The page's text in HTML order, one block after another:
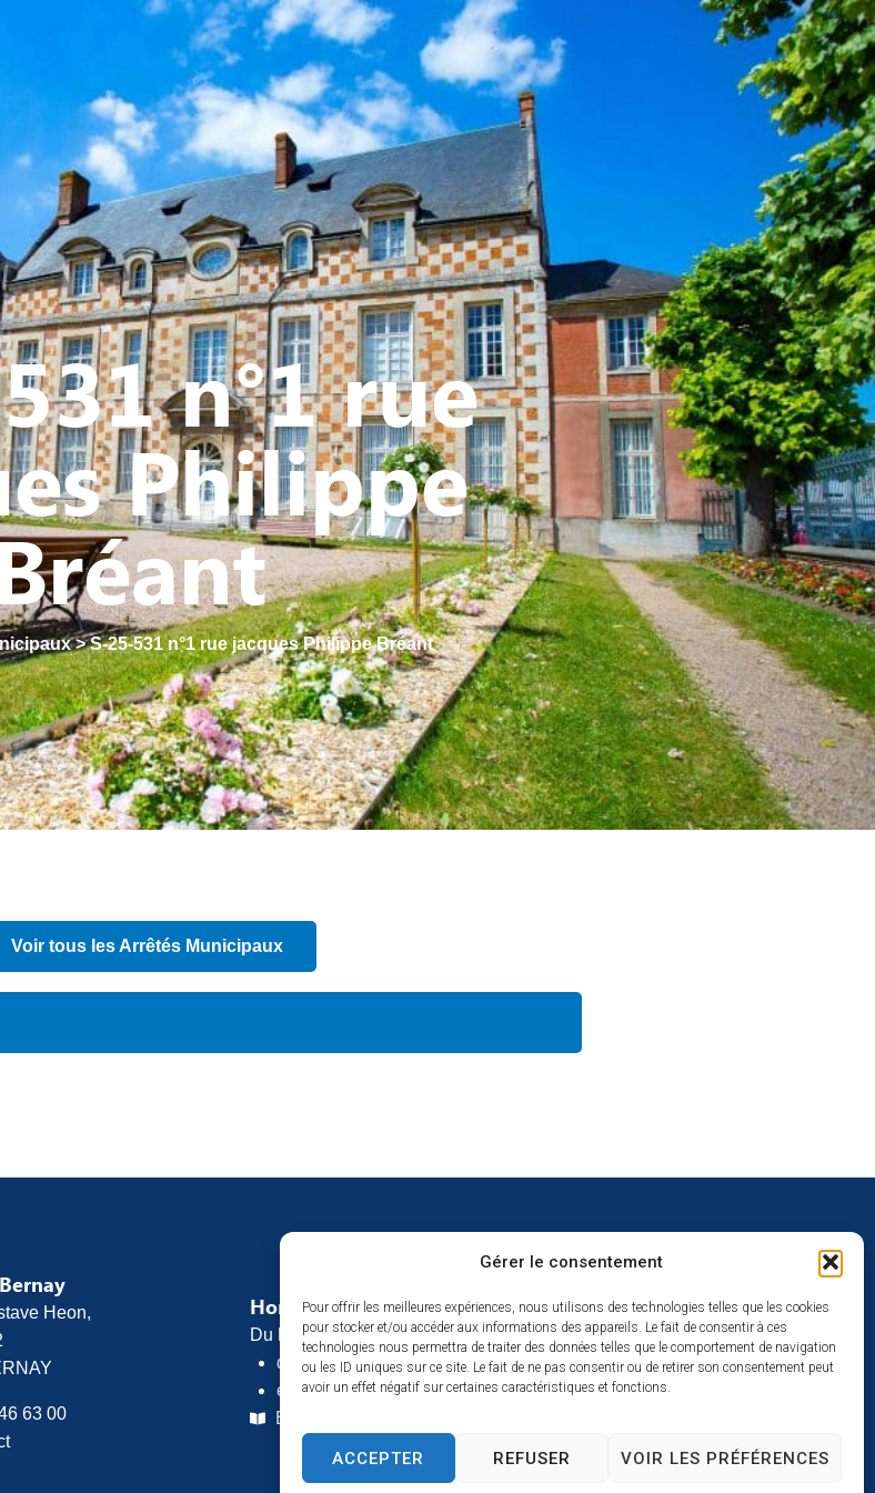
Gérer le consentement
Pour offrir les meilleures expériences, nous utilisons des technologies telles que les cookies
pour stocker et/ou accéder aux informations des appareils. Le fait de consentir à ces
technologies nous permettra de traiter des données telles que le comportement de navigation
ou les ID uniques sur ce site. Le fait de ne pas consentir ou de retirer son consentement peut
avoir un effet négatif sur certaines caractéristiques et fonctions.
ACCEPTER REFUSER VOIR LES PRÉFÉRENCES
ACTION SOCIALE VIE ASSOCIATIVE - SPORTIVE
n°1 rue
Philippe
>S-25-531 n°1 rue jacques Philippe Bréant
Voir tous les Arrêtés Municipaux
Heon,
63 00
Horaires d’ouverture
Du lundi au vendredi :
de 8h30 à 12h
et de 13h30 à 17h
Espace presse